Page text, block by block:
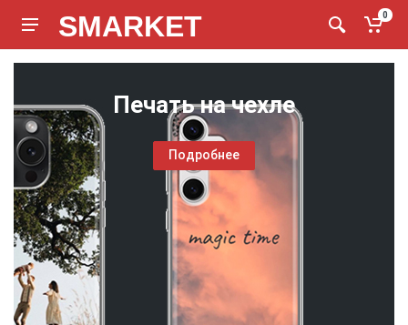
SMARKET 0
Печать на чехле
Подробнее